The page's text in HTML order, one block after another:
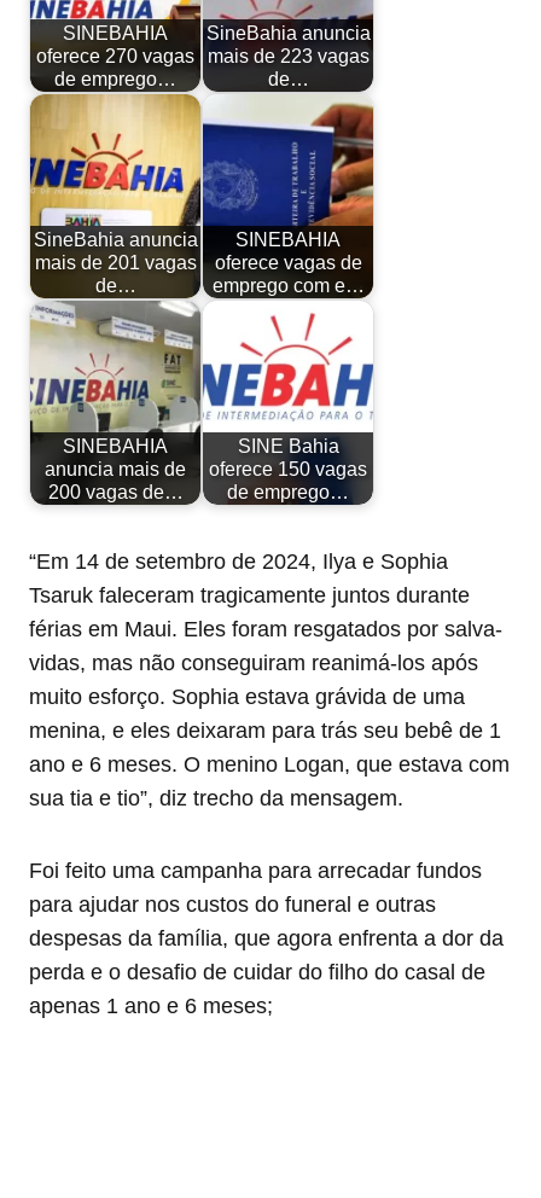
SINEBAHIA
oferece 270 vagas
de emprego…
SineBahia anuncia
mais de 223 vagas
de…
SineBahia anuncia
mais de 201 vagas
de…
SINEBAHIA
oferece vagas de
emprego com e…
SINEBAHIA
anuncia mais de
200 vagas de…
SINE Bahia
oferece 150 vagas
de emprego…
“Em 14 de setembro de 2024, Ilya e Sophia
Tsaruk faleceram tragicamente juntos durante
férias em Maui. Eles foram resgatados por salva-
vidas, mas não conseguiram reanimá-los após
muito esforço. Sophia estava grávida de uma
menina, e eles deixaram para trás seu bebê de 1
ano e 6 meses. O menino Logan, que estava com
sua tia e tio”, diz trecho da mensagem.
Foi feito uma campanha para arrecadar fundos
para ajudar nos custos do funeral e outras
despesas da família, que agora enfrenta a dor da
perda e o desafio de cuidar do filho do casal de
apenas 1 ano e 6 meses;